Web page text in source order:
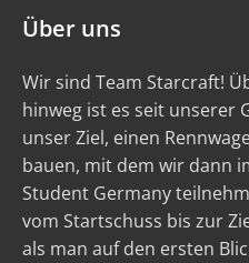
Über uns
Wir sind Team Starcraft!
hinweg ist es seit unserer
unser Ziel, einen
bauen, mit dem wir dann
Student Germany
vom Startschuss bis zur
als man auf den ersten